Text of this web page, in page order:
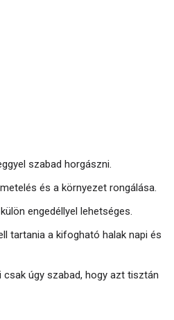
szabad horgászni.
és a környezet rongálása.
engedéllyel lehetséges.
tartania a kifogható halak napi és
csak úgy szabad, hogy azt tisztán